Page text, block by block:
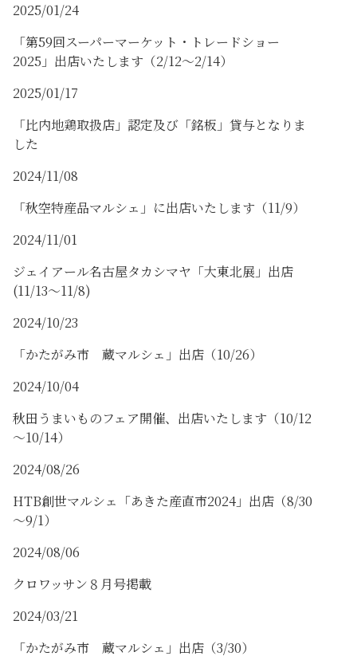
2025/01/24
「第59回スーパーマーケット・トレードショー
2025」出店いたします（2/12～2/14）
2025/01/17
「比内地鶏取扱店」認定及び「銘板」貸与となりま
した
2024/11/08
「秋空特産品マルシェ」に出店いたします（11/9）
2024/11/01
ジェイアール名古屋タカシマヤ「大東北展」出店
(11/13～11/8)
2024/10/23
「かたがみ市 蔵マルシェ」出店（10/26）
2024/10/04
秋田うまいものフェア開催、出店いたします（10/12
～10/14）
2024/08/26
HTB創世マルシェ「あきた産直市2024」出店（8/30
～9/1）
2024/08/06
クロワッサン８月号掲載
2024/03/21
「かたがみ市 蔵マルシェ」出店（3/30）